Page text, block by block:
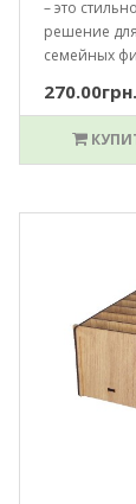
– это
решение
семейных
270.00грн.